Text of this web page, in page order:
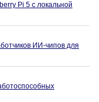
Pi 5 с локальной
ИИ-чипов для